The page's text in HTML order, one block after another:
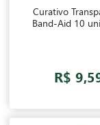
Curativo
Band-Aid 10
R$